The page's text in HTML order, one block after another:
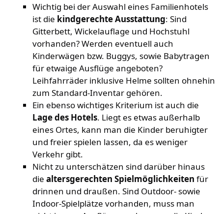
Wichtig bei der Auswahl eines Familienhotels
ist die kindgerechte Ausstattung: Sind
Gitterbett, Wickelauflage und Hochstuhl
vorhanden? Werden eventuell auch
Kinderwägen bzw. Buggys, sowie Babytragen
für etwaige Ausflüge angeboten?
Leihfahrräder inklusive Helme sollten ohnehin
zum Standard-Inventar gehören.
Ein ebenso wichtiges Kriterium ist auch die
Lage des Hotels. Liegt es etwas außerhalb
eines Ortes, kann man die Kinder beruhigter
und freier spielen lassen, da es weniger
Verkehr gibt.
Nicht zu unterschätzen sind darüber hinaus
die altersgerechten Spielmöglichkeiten für
drinnen und draußen. Sind Outdoor- sowie
Indoor-Spielplätze vorhanden, muss man